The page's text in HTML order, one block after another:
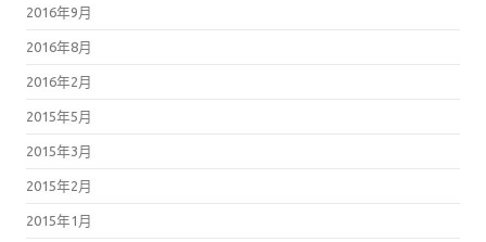
2016年9月
2016年8月
2016年2月
2015年5月
2015年3月
2015年2月
2015年1月